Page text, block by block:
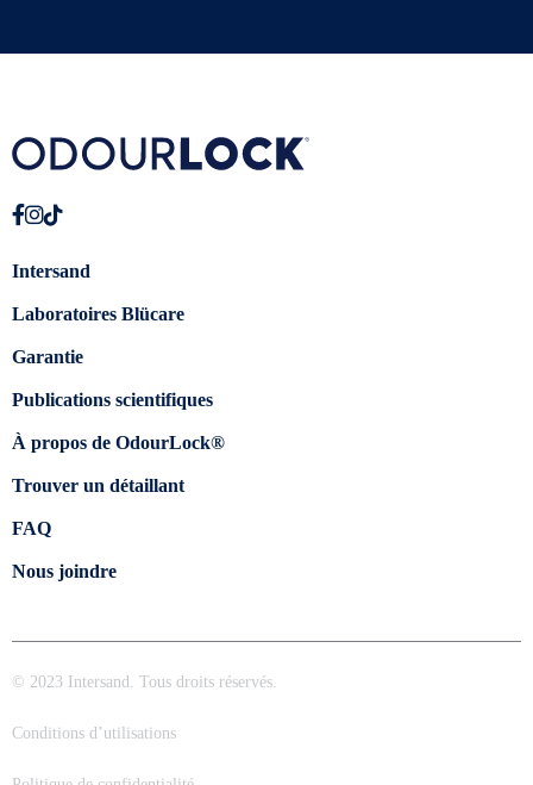
Intersand
Laboratoires Blücare
Garantie
Publications scientifiques
À propos de OdourLock®
Trouver un détaillant
FAQ
Nous joindre
© 2023 Intersand. Tous droits réservés.
Conditions d’utilisations